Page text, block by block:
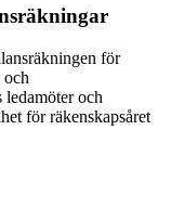
för
och
ledamöter och
för räkenskapsåret